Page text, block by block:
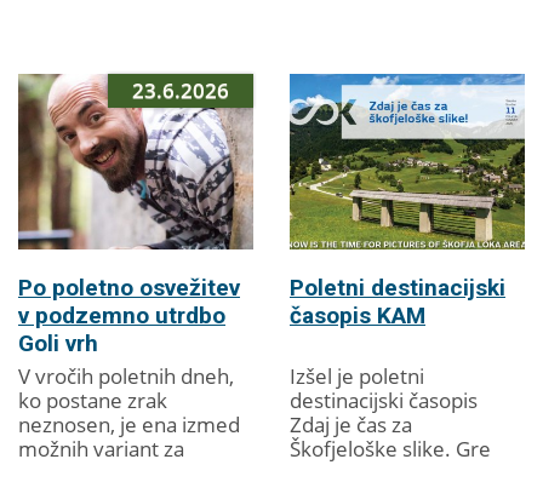
23.6.2026
Po poletno osvežitev
v podzemno utrdbo
Goli vrh
V vročih poletnih dneh,
ko postane zrak
neznosen, je ena izmed
možnih variant za
Poletni destinacijski
časopis KAM
Izšel je poletni
destinacijski časopis
Zdaj je čas za
Škofjeloške slike. Gre